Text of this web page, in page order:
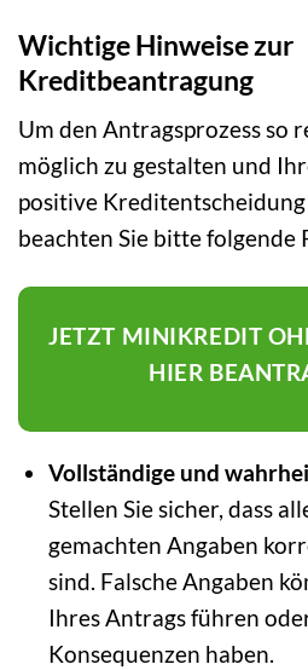
Wichtige Hinweise zur
Kreditbeantragung
Um den Antragsprozess so
möglich zu gestalten und
positive
beachten Sie bitte folgende
JETZT MINIKREDIT
HIER
Vollständige und
Stellen Sie sicher, dass
gemachten Angaben
sind. Falsche Angaben
Ihres Antrags führen
Konsequenzen haben.